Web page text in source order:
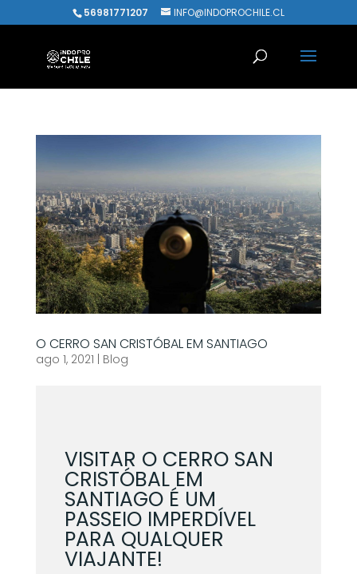
56981771207 INFO@INDOPROCHILE.CL
O CERRO SAN CRISTÓBAL EM SANTIAGO
ago 1, 2021 | Blog
VISITAR O CERRO SAN
CRISTÓBAL EM
SANTIAGO É UM
PASSEIO IMPERDÍVEL
PARA QUALQUER
VIAJANTE!